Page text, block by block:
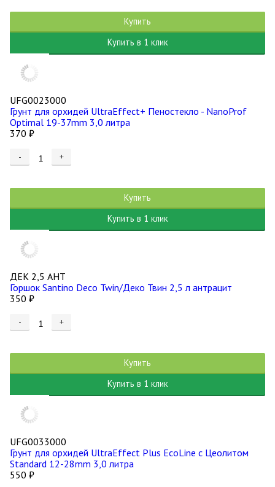
Купить
Купить в 1 клик
UFG0023000
Грунт для орхидей UltraEffect+ Пеностекло - NanoProf
Optimal 19-37mm 3,0 литра
370 ₽
- +
Купить
Купить в 1 клик
ДЕК 2,5 АНТ
Горшок Santino Deco Twin/Деко Твин 2,5 л антрацит
350 ₽
- +
Купить
Купить в 1 клик
UFG0033000
Грунт для орхидей UltraEffect Plus EcoLine c Цеолитом
Standard 12-28mm 3,0 литра
550 ₽